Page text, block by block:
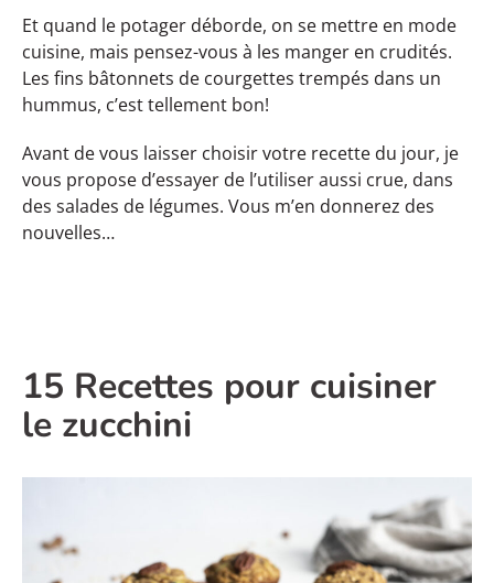
Et quand le potager déborde, on se mettre en mode
cuisine, mais pensez-vous à les manger en crudités.
Les fins bâtonnets de courgettes trempés dans un
hummus, c’est tellement bon!
Avant de vous laisser choisir votre recette du jour, je
vous propose d’essayer de l’utiliser aussi crue, dans
des salades de légumes. Vous m’en donnerez des
nouvelles…
15 Recettes pour cuisiner
le zucchini